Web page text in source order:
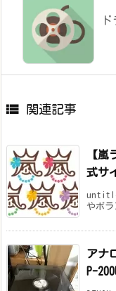
 関連記事
【嵐
式サ
やボ
アナ
P-